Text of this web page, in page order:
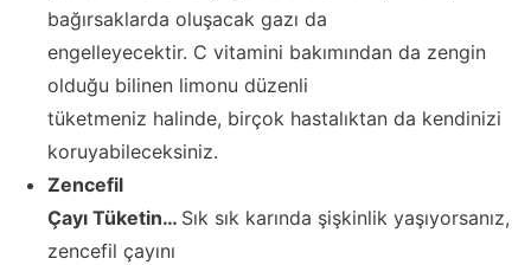
bağırsaklarda oluşacak gazı da
engelleyecektir. C vitamini bakımından da zengin
olduğu bilinen limonu düzenli
tüketmeniz halinde, birçok hastalıktan da kendinizi
koruyabileceksiniz.
Zencefil
Çayı Tüketin… Sık sık karında şişkinlik yaşıyorsanız,
zencefil çayını